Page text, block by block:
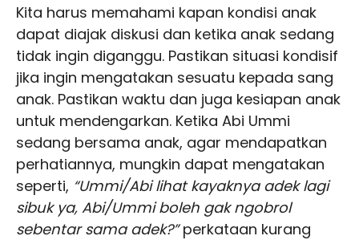
Kita harus memahami kapan kondisi anak
dapat diajak diskusi dan ketika anak sedang
tidak ingin diganggu. Pastikan situasi kondisif
jika ingin mengatakan sesuatu kepada sang
anak. Pastikan waktu dan juga kesiapan anak
untuk mendengarkan. Ketika Abi Ummi
sedang bersama anak, agar mendapatkan
perhatiannya, mungkin dapat mengatakan
seperti, “Ummi/Abi lihat kayaknya adek lagi
sibuk ya, Abi/Ummi boleh gak ngobrol
sebentar sama adek?”perkataan kurang